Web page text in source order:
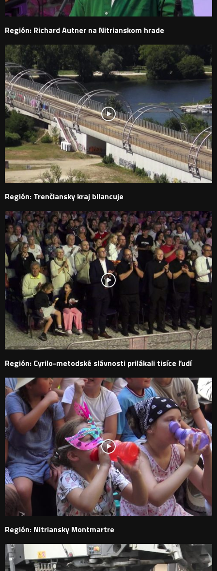
Región: Richard Autner na Nitrianskom hrade
Región: Trenčiansky kraj bilancuje
Región: Cyrilo-metodské slávnosti prilákali tisíce ľudí
Región: Nitriansky Montmartre